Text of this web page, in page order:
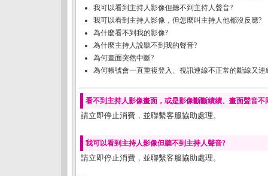
我可以看到主持人影像但聽不到主持人聲音?
我可以看到主持人影像，但怎麼叫主持人他都沒反應?
為什麼看不到我的影像?
為什麼主持人說聽不到我的聲音?
為何畫面突然中斷?
為何帳號會一直重複登入、視訊連線不正常的斷線又連
看不到主持人影像畫面，或是影像斷斷續續、畫面聲音不
請立即停止消費，並聯繫客服協助處理。
我可以看到主持人影像但聽不到主持人聲音?
請立即停止消費，並聯繫客服協助處理。